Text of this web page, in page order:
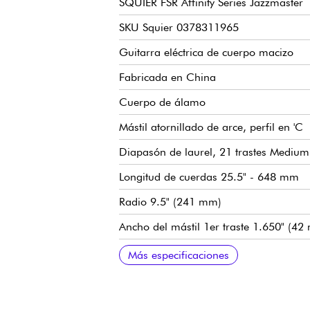
SKU Squier 0378311965
Guitarra eléctrica de cuerpo macizo
Fabricada en China
Cuerpo de álamo
Mástil atornillado de arce, perfil en 'C
Diapasón de laurel, 21 trastes
Longitud de cuerdas 25.5" - 648 mm
Radio 9.5" (241 mm)
Ancho del mástil 1er traste 1.650" (42
Pastillas de bobina simple Squier con
Volumen
Tono
Selector de pastillas de 3 posiciones
Trémolo sincronizado tradicional
Mecánicas Squier "Split Shafts"
Barniz brillante de poliuretano en el
Barniz brillante de poliéster para el
Calibres de cuerdas recomendados
Más especificaciones